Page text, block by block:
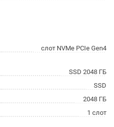
слот NVMe PCIe Gen4
SSD 2048 ГБ
SSD
2048 ГБ
1 слот